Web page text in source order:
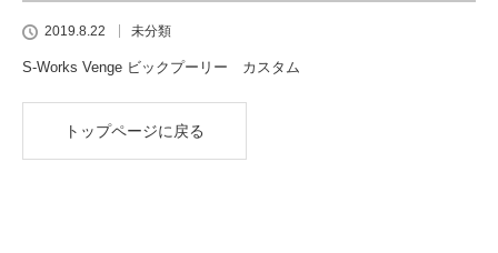
2019.8.22 未分類
S-Works Venge ビックプーリー カスタム
トップページに戻る